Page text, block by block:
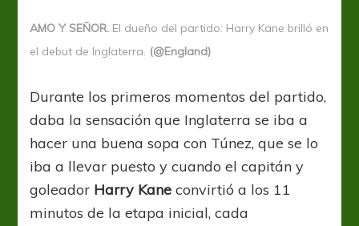
AMO Y SEÑOR. El dueño del partido: Harry Kane brilló en
el debut de Inglaterra. (@England)
Durante los primeros momentos del partido,
daba la sensación que Inglaterra se iba a
hacer una buena sopa con Túnez, que se lo
iba a llevar puesto y cuando el capitán y
goleador Harry Kane convirtió a los 11
minutos de la etapa inicial, cada